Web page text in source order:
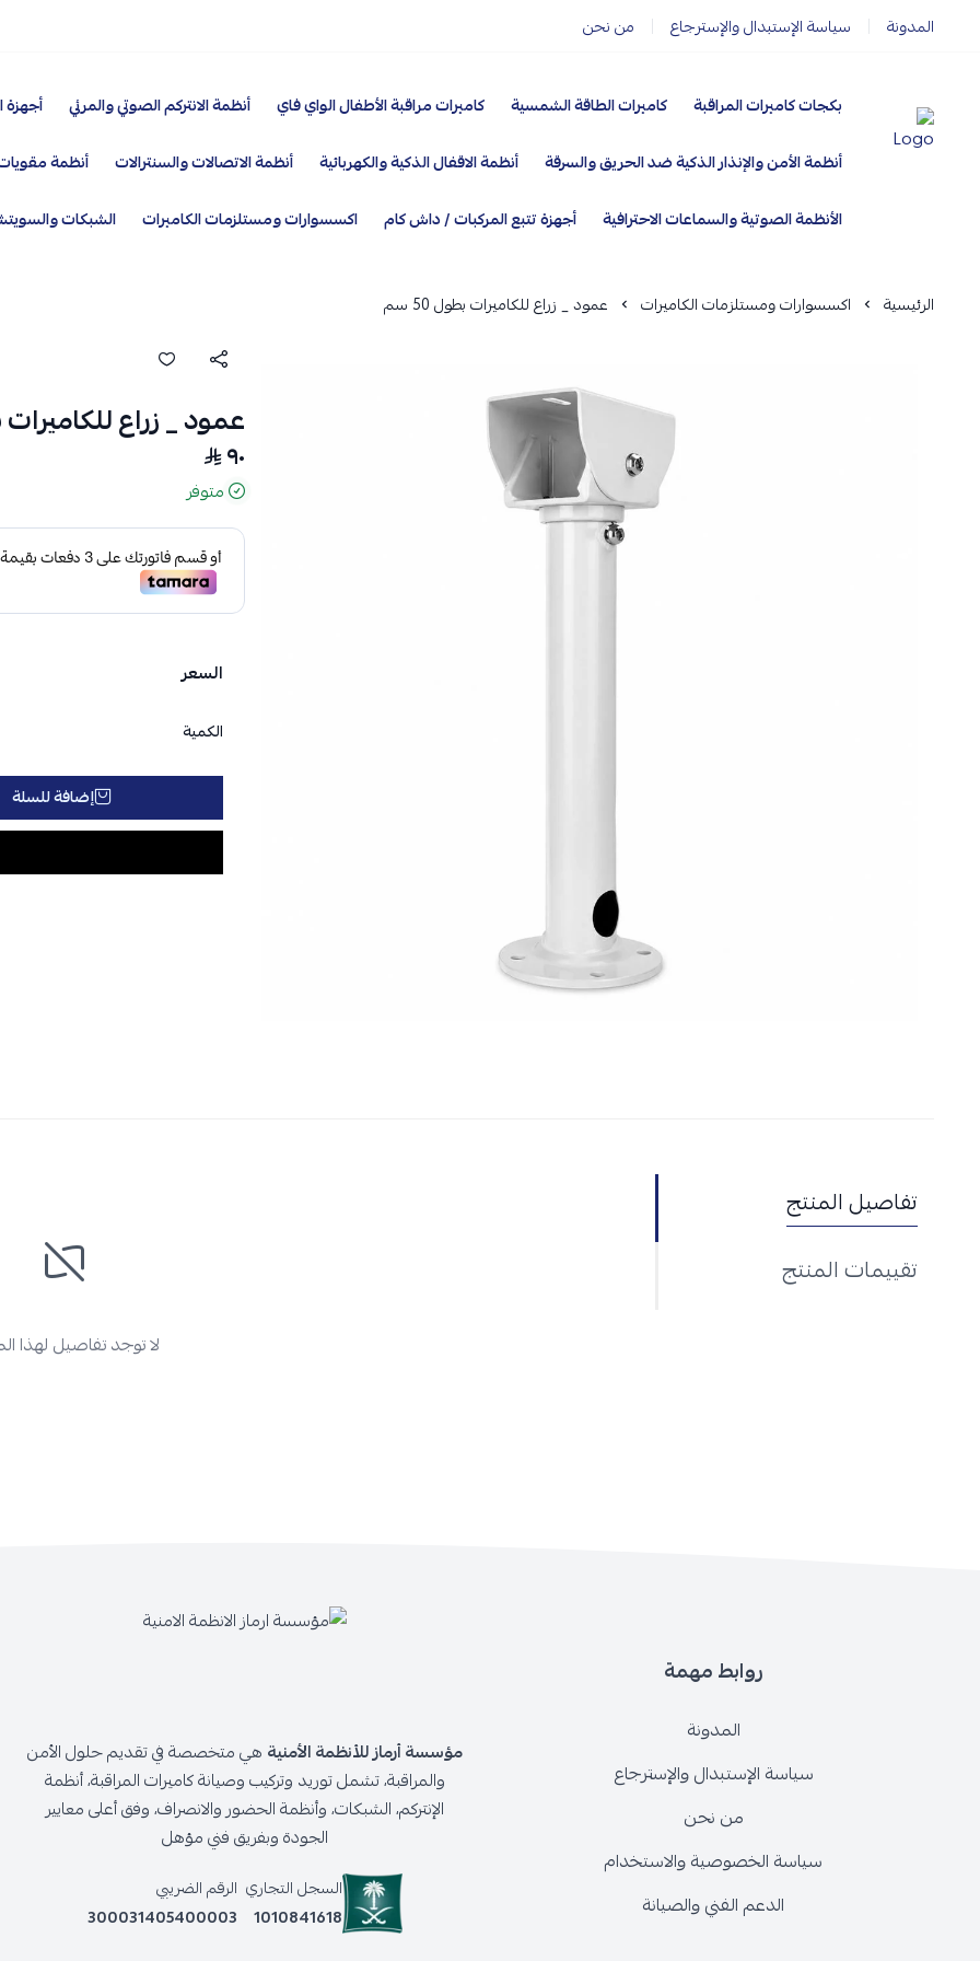
المدونة سياسة الإستبدال والإسترجاع من نحن
مؤسسة ارماز الانظمة الامنية
بكجات كاميرات المراقبة كاميرات الطاقة الشمسية كاميرات مراقبة الأطفال الواي فاي أنظمة الانتركم الصوتي والمرئي
أنظمة الأمن والإنذار الذكية ضد الحريق والسرقة
أنظمة الاقفال الذكية والكهربائية أنظمة الاتصالات والسنترالات
أنظمة
الأنظمة الصوتية والسماعات الاحترافية
أجهزة تتبع المركبات / داش كام اكسسوارات ومستلزمات الكاميرات الشبكات
الرئيسية اكسسوارات ومستلزمات الكاميرات عمود _ زراع للكاميرات بطول 50 سم
عمود _ زراع للكاميرات
٩٠
متوفر
السعر
الكمية
إضافة للسلة
تفاصيل المنتج
تقييمات المنتج
لا توجد تفاصيل لهذا
روابط مهمة
المدونة
سياسة الإستبدال والإسترجاع
من نحن
سياسة الخصوصية والاستخدام
الدعم الفني والصيانة
مؤسسة أرماز للأنظمة الأمنية هي متخصصة في تقديم حلول الأمن
والمراقبة، تشمل توريد وتركيب وصيانة كاميرات المراقبة، أنظمة
الإنتركم، الشبكات، وأنظمة الحضور والانصراف، وفق أعلى معايير
الجودة وبفريق فني مؤهل
السجل التجاري
1010841618
الرقم الضريبي
300031405400003